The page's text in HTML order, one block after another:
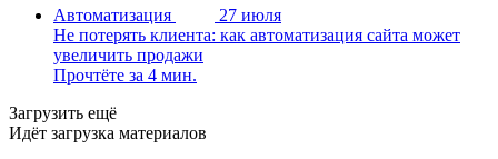
Автоматизация
27 июля
Не потерять клиента: как автоматизация сайта может
увеличить продажи
Прочтёте за 4 мин.
Загрузить ещё
Идёт загрузка материалов